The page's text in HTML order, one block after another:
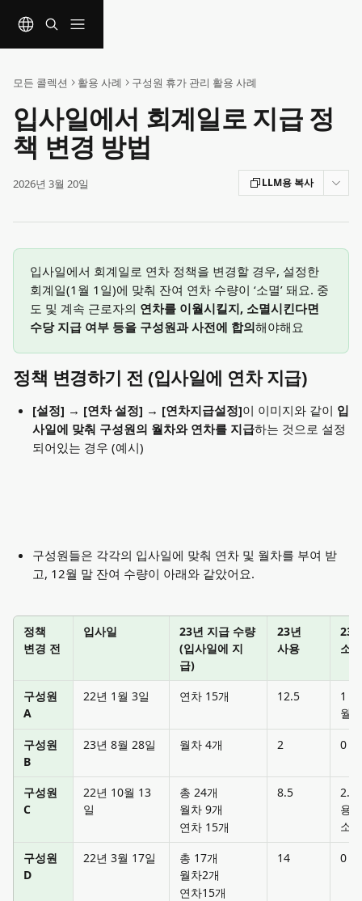
모든 콜렉션 활용 사례 구성원 휴가 관리 활용 사례
입사일에서 회계일로 지급 정
책 변경 방법
2026년 3월 20일 LLM용 복사
입사일에서 회계일로 연차 정책을 변경할 경우, 설정한
회계일(1월 1일)에 맞춰 잔여 연차 수량이 ‘소멸’ 돼요. 중
도 및 계속 근로자의 연차를 이월시킬지, 소멸시킨다면
수당 지급 여부 등을 구성원과 사전에 합의해야해요
정책 변경하기 전 (입사일에 연차 지급)
[설정] → [연차 설정] → [연차지급설정]이 이미지와 같이 입
사일에 맞춰 구성원의 월차와 연차를 지급하는 것으로 설정
되어있는 경우 (예시)
구성원들은 각각의 입사일에 맞춰 연차 및 월차를 부여 받
고, 12월 말 잔여 수량이 아래와 같았어요.
정책
변경 전
입사일
23년 지급 수량
(입사일에 지
급)
23년
사용
23
소
구성원
A
22년 1월 3일 연차 15개 12.5
1
월
구성원
B
23년 8월 28일 월차 4개 2 0
구성원
C
22년 10월 13
일
총 24개
월차 9개
연차 15개
8.5
2.5
용
소멸
구성원
D
22년 3월 17일
총 17개
월차2개
연차15개
14 0